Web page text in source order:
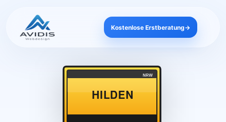
Kostenlose Erstberatung→
NRW
HILDEN